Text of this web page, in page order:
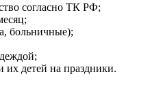
согласно ТК РФ;
больничные);
их детей на праздники.